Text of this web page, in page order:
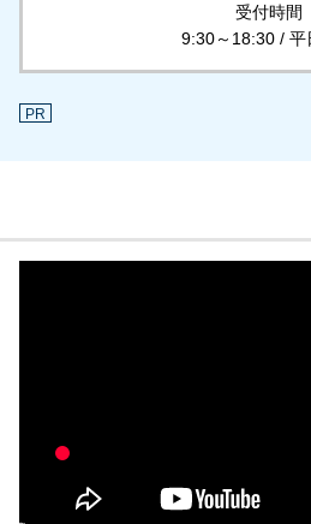
受付時間
9:30～18:30 / 平
PR